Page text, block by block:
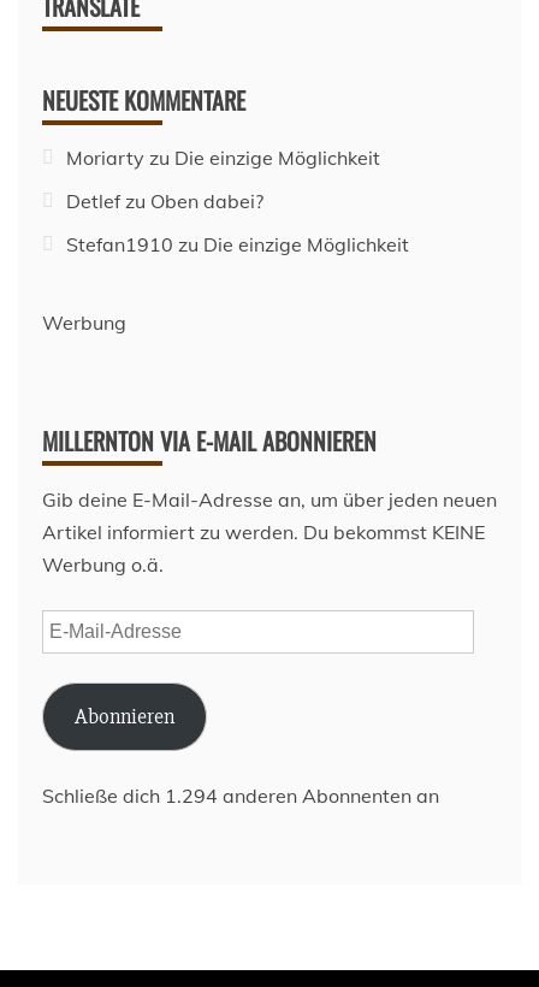
NEUESTE KOMMENTARE
Moriarty zu Die einzige Möglichkeit
Detlefzu Oben dabei?
Stefan1910 zu Die einzige Möglichkeit
Werbung
MILLERNTON VIA E-MAIL ABONNIEREN
Gib deine E-Mail-Adresse an, um über jeden neuen
Artikel informiert zu werden. Du bekommst KEINE
Werbung o.ä.
E-
Mail-
Adresse
Abonnieren
Schließe dich 1.294 anderen Abonnenten an